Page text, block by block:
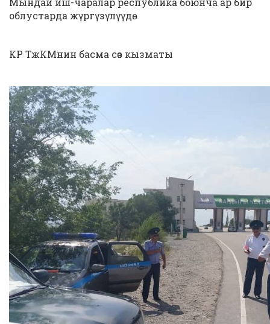
облустарда жүргүзүлүүдө.
КР ТжКМнин басма сөз кызматы